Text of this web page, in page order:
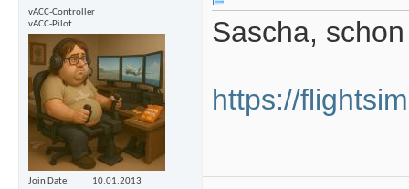
vACC-Controller
vACC-Pilot
Join Date
10.01.2013
Sascha,
https://